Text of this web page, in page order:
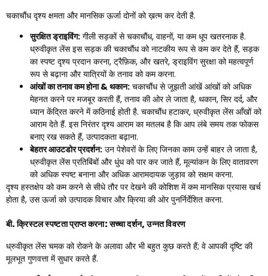
चकाचौंध दृश्य क्षमता और मानसिक ऊर्जा दोनों को ख़त्म कर देती है.
सुरक्षित ड्राइविंग: गीली सड़कों से चकाचौंध, वाहनों, या कम धूप खतरनाक है.
ध्रुवीकृत लेंस इस सड़क की चकाचौंध को नाटकीय रूप से कम कर देते हैं, सड़क
का स्पष्ट दृश्य प्रदान करना, ट्रैफ़िक, और खतरे, ड्राइविंग सुरक्षा को महत्वपूर्ण
रूप से बढ़ाना और यात्रियों के तनाव को कम करना.
आंखों का तनाव कम होना & थकान: चकाचौंध से जूझती आंखें आंखों को अधिक
मेहनत करने पर मजबूर करती हैं, तनाव की ओर ले जाता है, थकान, सिर दर्द, और
ध्यान केंद्रित करने में कठिनाई होती है. चकाचौंध हटाकर, ध्रुवीकृत लेंस आँखों को
आराम देते हैं. इस निरंतर दृश्य आराम का मतलब है कि आप लंबे समय तक फोकस
बनाए रख सकते हैं, उत्पादकता बढ़ाना.
बेहतर आउटडोर प्रदर्शन: उन पेशेवरों के लिए जिनका काम उन्हें बाहर ले जाता है,
ध्रुवीकृत लेंस प्रतिबिंबों और धुंध को पार कर जाते हैं, मूल्यांकन के लिए वातावरण
को अधिक स्पष्ट बनाना और अधिक आरामदायक जुड़ाव को सक्षम करना.
दृश्य हस्तक्षेप को कम करने से सीधे तौर पर देखने की कोशिश में कम मानसिक प्रयास खर्च
होता है, उस ऊर्जा को उत्पादक विचार और क्रिया की ओर पुनर्निर्देशित करना.
बी. क्रिस्टल स्पष्टता प्राप्त करना: सच्चा दर्शन, उन्नत विवरण
ध्रुवीकृत लेंस चमक को रोकने के अलावा और भी बहुत कुछ करते हैं; वे आपकी दृष्टि की
मूलभूत गुणवत्ता में सुधार करते हैं.